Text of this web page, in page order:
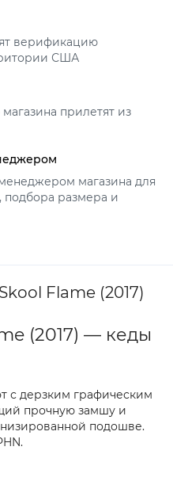
верификацию
США
прилетят из
магазина для
подбора размера и
Flame (2017)
(2017) — кеды
с дерзким графическим
прочную замшу и
подошве.